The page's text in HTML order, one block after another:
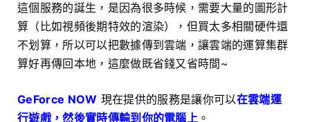
這個服務的誕生，是因為很多時候，需要大量的圖形計
算（比如視頻後期特效的渲染），但買太多相關硬件還
不划算，所以可以把數據傳到雲端，讓雲端的運算集群
算好再傳回本地，這麼做既省錢又省時間~
GeForce NOW 現在提供的服務是讓你可以在雲端運
行遊戲，然後實時傳輸到你的電腦上 。